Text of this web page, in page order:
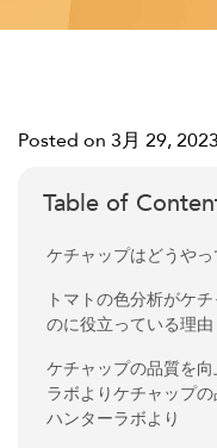
Posted on 3月 29, 2023
Table of
ケチャップはどうや
トマトの色分析がケ
のに役立っている理由
ケチャップの品質を
ラボよりケチャップ
ハンターラボより